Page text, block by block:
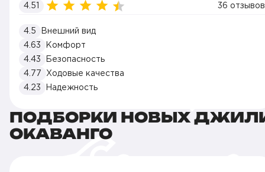
4.51 36 отзывов
4.5
Внешний вид
4.63
Комфорт
4.43
Безопасность
4.77
Ходовые качества
4.23
Надежность
ПОДБОРКИ НОВЫХ
ОКАВАНГО